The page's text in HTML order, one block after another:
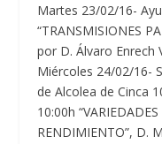
Martes 23/02/16-
“TRANSMISIONES
por D. Álvaro Enrech
Miércoles 24/02/16-
de Alcolea de Cinca
10:00h
RENDIMIENTO”, D.